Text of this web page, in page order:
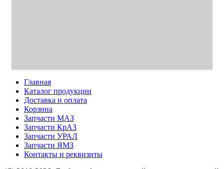
Главная
Каталог продукции
Доставка и оплата
Корзина
Запчасти МАЗ
Запчасти КрАЗ
Запчасти УРАЛ
Запчасти ЯМЗ
Контакты и реквизиты